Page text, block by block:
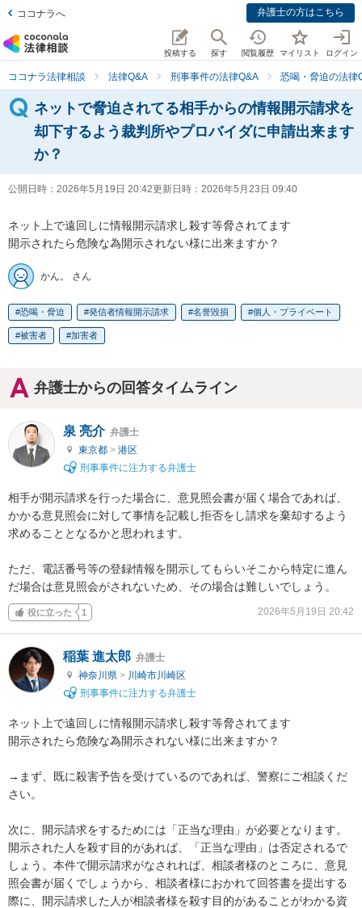
ココナラへ 弁護士の方はこちら
投稿する 探す 閲覧履歴 マイリスト ログイン
ココナラ法律相談 法律Q&A 刑事事件の法律Q&A 恐喝・脅迫の法律
ネットで脅迫されてる相手からの情報開示請求を
却下するよう裁判所やプロバイダに申請出来ます
か？
公開日時： 2026年5月19日 20:42更新日時： 2026年5月23日 09:40
ネット上で遠回しに情報開示請求し殺す等脅されてます
開示されたら危険な為開示されない様に出来ますか？
かん。 さん
恐喝・脅迫 発信者情報開示請求 名誉毀損 個人・プライベート
被害者 加害者
弁護士からの回答タイムライン
泉 亮介 弁護士
東京都 > 港区
刑事事件に注力する弁護士
相手が開示請求を行った場合に、意見照会書が届く場合であれば、
かかる意見照会に対して事情を記載し拒否をし請求を棄却するよう
求めることとなるかと思われます。
ただ、電話番号等の登録情報を開示してもらいそこから特定に進ん
だ場合は意見照会がされないため、その場合は難しいでしょう。
役に立った 1 2026年5月19日 20:42
稲葉 進太郎 弁護士
神奈川県 > 川崎市川崎区
刑事事件に注力する弁護士
ネット上で遠回しに情報開示請求し殺す等脅されてます
開示されたら危険な為開示されない様に出来ますか？
→まず、既に殺害予告を受けているのであれば、警察にご相談くだ
さい。
次に、開示請求をするためには「正当な理由」が必要となります。
開示された人を殺す目的があれば、「正当な理由」は否定されるで
しょう。本件で開示請求がなされれば、相談者様のところに、意見
照会書が届くでしょうから、相談者様におかれて回答書を提出する
際に、開示請求した人が相談者様を殺す目的があることがわかる資